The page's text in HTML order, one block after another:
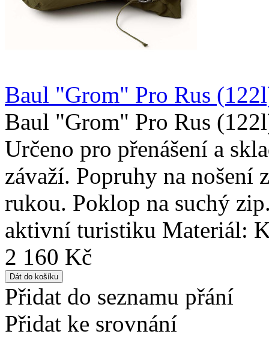
Baul "Grom" Pro Rus
Baul "Grom" Pro Rus
Určeno pro přenášení a
závaží. Popruhy na nošení
rukou. Poklop na suchý
aktivní turistiku Materiál:
2 160 Kč
Přidat do seznamu přání
Přidat ke srovnání